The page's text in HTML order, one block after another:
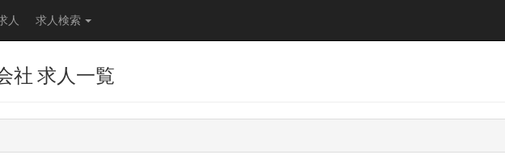
人 求人検索
社 求人一覧